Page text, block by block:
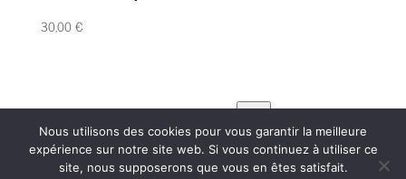
30,00€
Sélectionner
Nous utilisons des cookies pour vous garantir la meilleure
expérience sur notre site web. Si vous continuez à utiliser ce
site, nous supposerons que vous en êtes satisfait.